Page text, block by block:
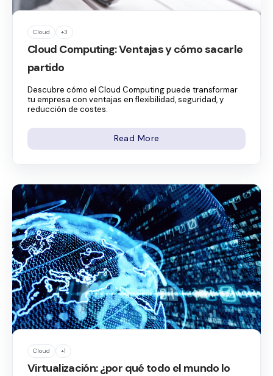
Cloud +3
Cloud Computing: Ventajas y cómo sacarle
partido
Descubre cómo el Cloud Computing puede transformar
tu empresa con ventajas en flexibilidad, seguridad, y
reducción de costes.
Read More
Cloud +1
Virtualización: ¿por qué todo el mundo lo